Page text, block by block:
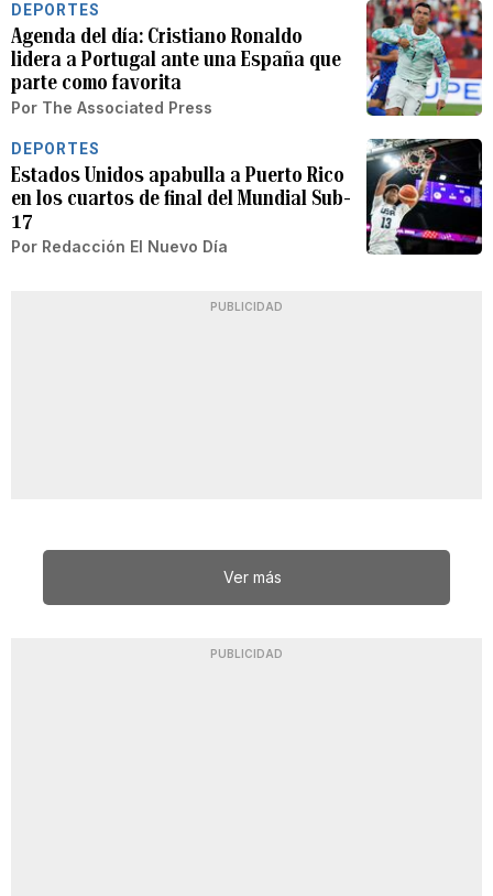
DEPORTES
Agenda del día: Cristiano Ronaldo
lidera a Portugal ante una España que
parte como favorita
Por The Associated Press
DEPORTES
Estados Unidos apabulla a Puerto Rico
en los cuartos de final del Mundial Sub-
17
Por Redacción El Nuevo Día
PUBLICIDAD
Ver más
PUBLICIDAD